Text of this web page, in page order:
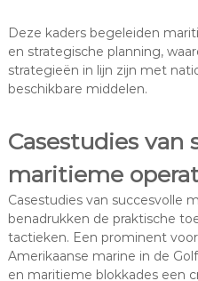
Deze kaders begeleiden
en strategische planning,
strategieën in lijn zijn met
beschikbare middelen.
Casestudies van
maritieme
Casestudies van succesvolle
benadrukken de praktische
tactieken. Een prominent
Amerikaanse marine in de
en maritieme blokkades een